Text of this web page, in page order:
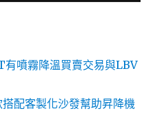
噴霧降溫買賣交易與LBV
配客製化沙發幫助昇降機